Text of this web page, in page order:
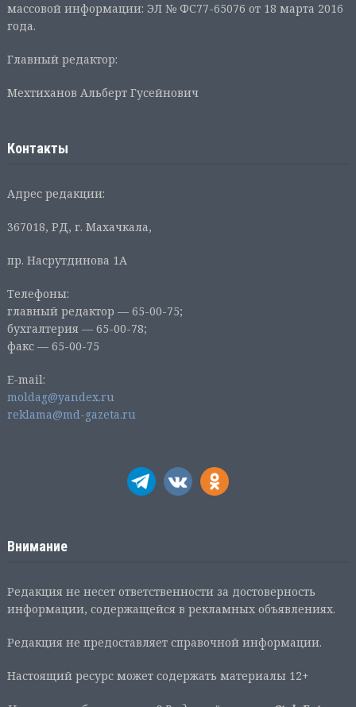
массовой информации: ЭЛ № ФС77-65076 от 18 марта 2016
года.
Главный редактор:
Мехтиханов Альберт Гусейнович
Контакты
Адрес редакции:
367018, РД, г. Махачкала,
пр. Насрутдинова 1А
Телефоны:
главный редактор — 65-00-75;
бухгалтерия — 65-00-78;
факс — 65-00-75
E-mail:
moldag@yandex.ru
reklama@md-gazeta.ru
Внимание
Редакция не несет ответственности за достоверность
информации, содержащейся в рекламных объявлениях.
Редакция не предоставляет справочной информации.
Настоящий ресурс может содержать материалы 12+